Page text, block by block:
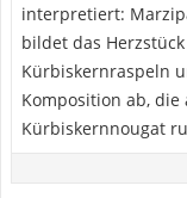
interpretiert:
bildet das
Kürbiskernraspeln
Komposition ab,
Kürbiskernnougat